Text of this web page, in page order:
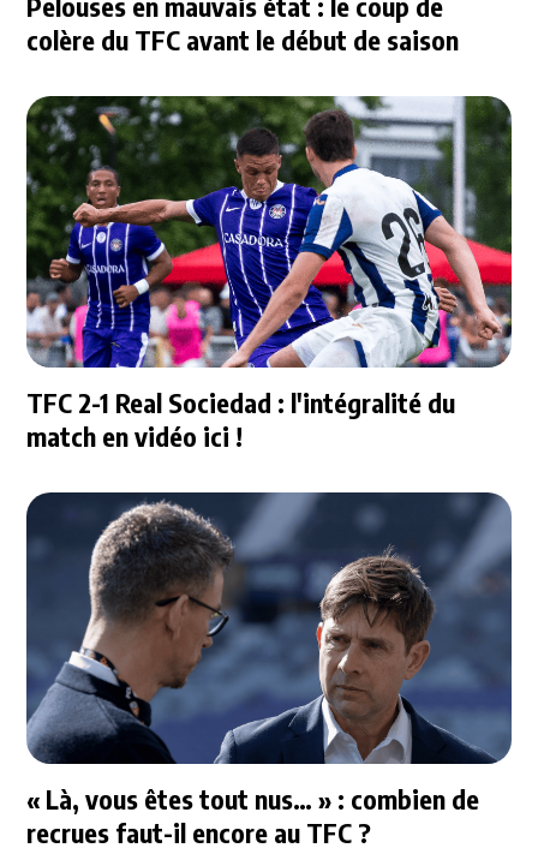
colère du TFC avant le début de saison
TFC 2-1 Real Sociedad : l'intégralité du
match en vidéo ici !
« Là, vous êtes tout nus… » : combien de
recrues faut-il encore au TFC ?